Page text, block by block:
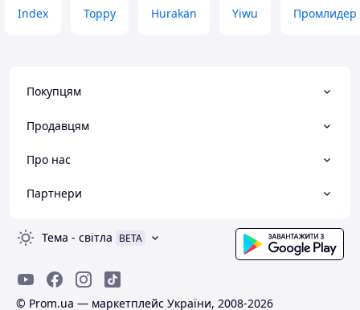
Index Toppy Hurakan Yiwu Промлидер
Покупцям
Продавцям
Про нас
Партнери
Тема - світла BETA
© Prom.ua — маркетплейс України, 2008-2026